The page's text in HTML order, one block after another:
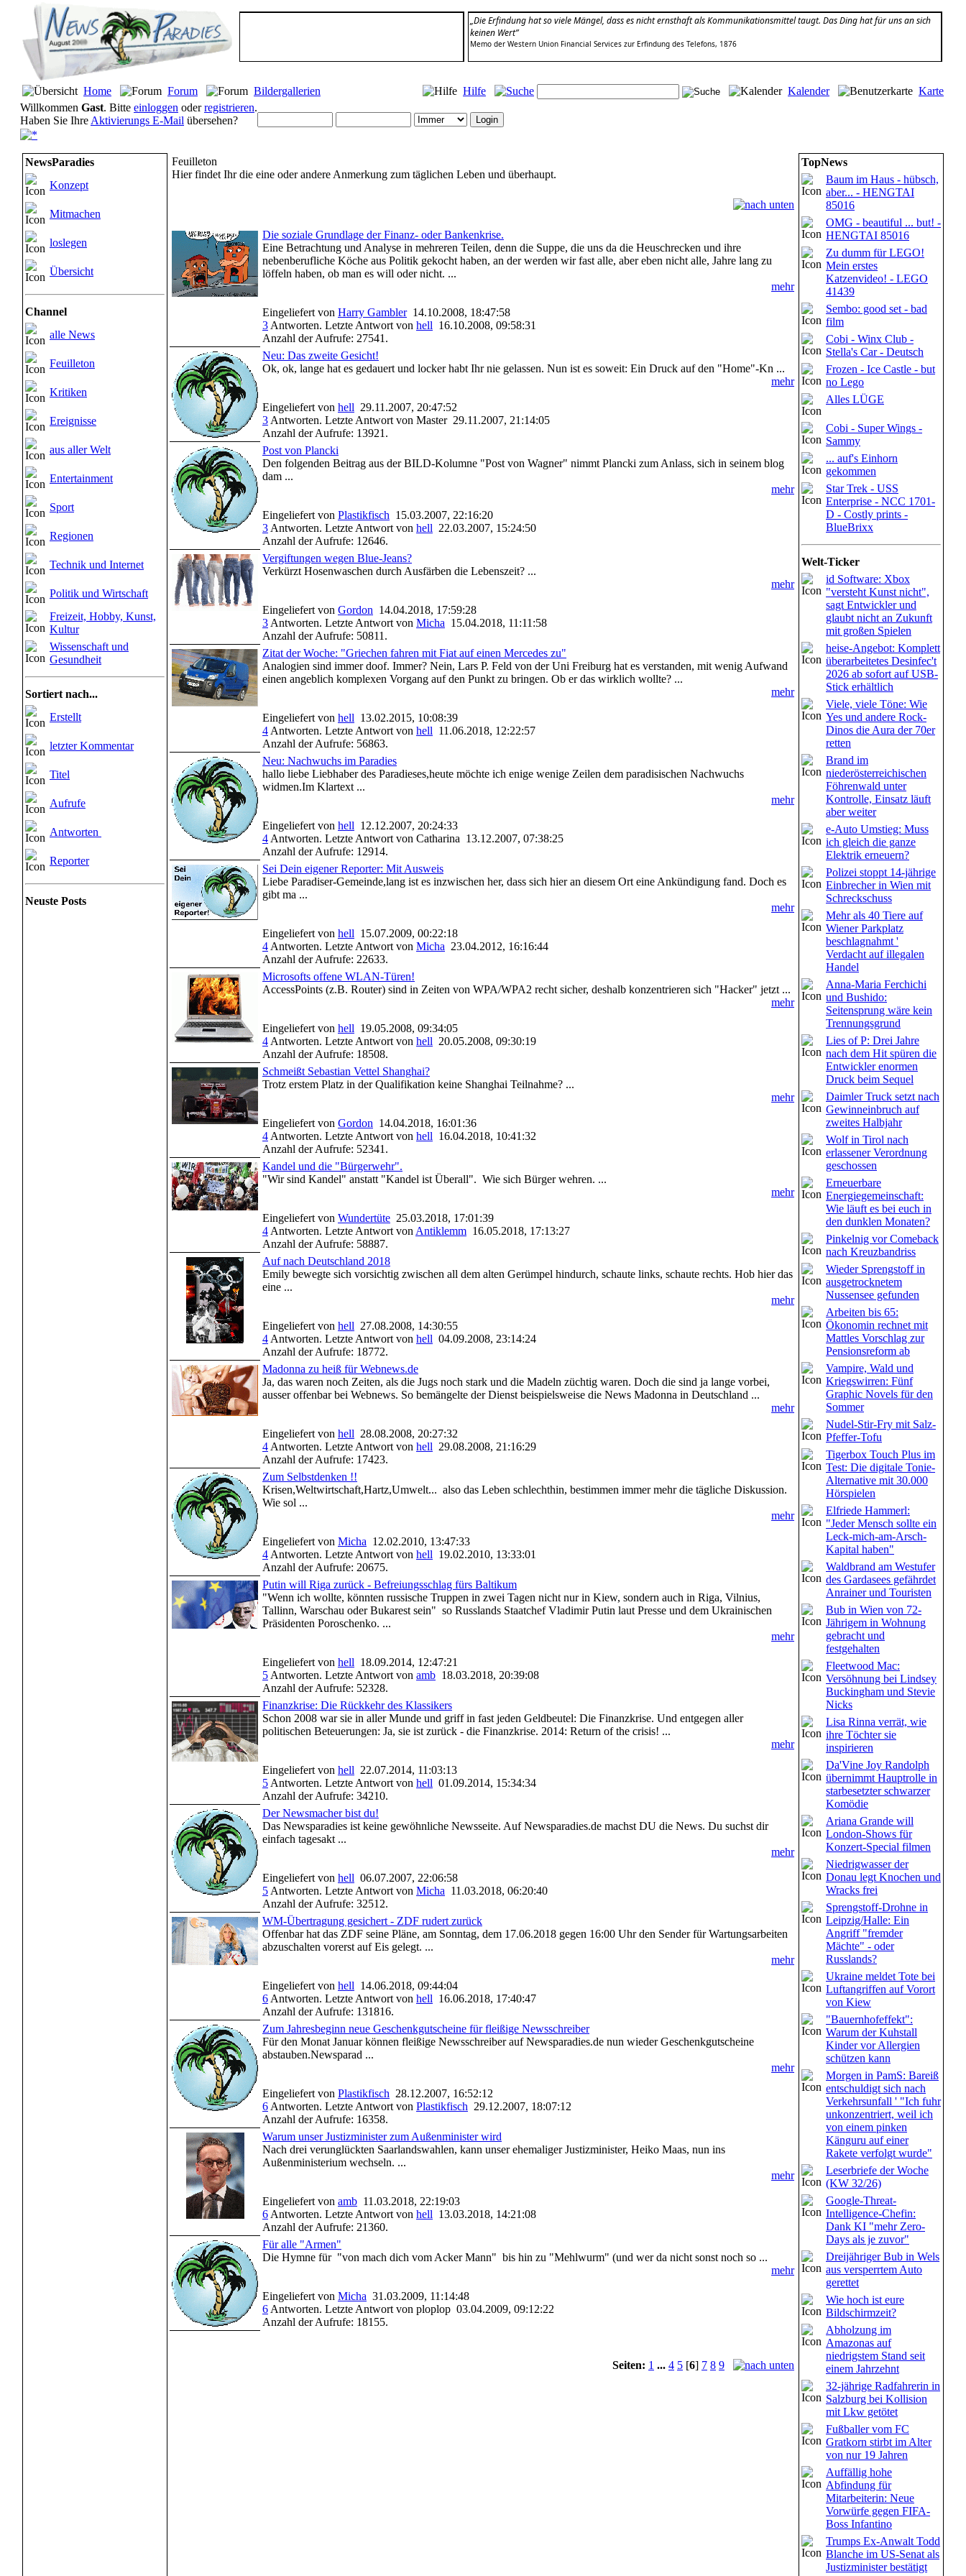
„Die Erfindung hat so viele Mängel, dass es nicht ernsthaft als Kommunikationsmittel taugt. Das Ding hat für uns an sich
keinen Wert”
Memo der Western Union Financial Services zur Erfindung des Telefons, 1876
Home Forum Bildergallerien Hilfe Kalender
Karte
Willkommen Gast. Bitte einloggen oderregistrieren.
Haben Sie Ihre Aktivierungs E-Mail übersehen?
NewsParadies
Konzept
Mitmachen
loslegen
Übersicht
Channel
alle News
Feuilleton
Kritiken
Ereignisse
aus aller Welt
Entertainment
Sport
Regionen
Technik und Internet
Politik und Wirtschaft
Freizeit, Hobby, Kunst,
Kultur
Wissenschaft und
Gesundheit
Sortiert nach...
Erstellt
letzter Kommentar
Titel
Aufrufe
Antworten
Reporter
Neuste Posts
Feuilleton
Hier findet Ihr die eine oder andere Anmerkung zum täglichen Leben und überhaupt.
Die soziale Grundlage der Finanz- oder Bankenkrise.
Eine Betrachtung und Analyse in mehreren Teilen, denn die Suppe, die uns da die Heuschrecken und ihre
nebenberufliche Köche aus Politik gekocht haben, an der werden wir fast alle, aber eben nicht alle, Jahre lang zu
löffeln haben, ob man es will oder nicht. ...
mehr
Eingeliefert von Harry Gambler14.10.2008, 18:47:58
3 Antworten. Letzte Antwort von hell 16.10.2008, 09:58:31
Anzahl der Aufrufe: 27541.
Neu: Das zweite Gesicht!
Ok, ok, lange hat es gedauert und locker habt Ihr nie gelassen. Nun ist es soweit: Ein Druck auf den "Home"-Kn ...
mehr
Eingeliefert von hell 29.11.2007, 20:47:52
3 Antworten. Letzte Antwort von Master 29.11.2007, 21:14:05
Anzahl der Aufrufe: 13921.
Post von Plancki
Den folgenden Beitrag aus der BILD-Kolumne "Post von Wagner" nimmt Plancki zum Anlass, sich in seinem blog
dam ...
mehr
Eingeliefert von Plastikfisch 15.03.2007, 22:16:20
3 Antworten. Letzte Antwort von hell 22.03.2007, 15:24:50
Anzahl der Aufrufe: 12646.
Vergiftungen wegen Blue-Jeans?
Verkürzt Hosenwaschen durch Ausfärben die Lebenszeit? ...
mehr
Eingeliefert von Gordon 14.04.2018, 17:59:28
3 Antworten. Letzte Antwort von Micha 15.04.2018, 11:11:58
Anzahl der Aufrufe: 50811.
Zitat der Woche: "Griechen fahren mit Fiat auf einen Mercedes zu"
Analogien sind immer doof. Immer? Nein, Lars P. Feld von der Uni Freiburg hat es verstanden, mit wenig Aufwand
einen angeblich komplexen Vorgang auf den Punkt zu bringen. Ob er das wirklich wollte? ...
mehr
Eingeliefert von hell 13.02.2015, 10:08:39
4 Antworten. Letzte Antwort von hell 11.06.2018, 12:22:57
Anzahl der Aufrufe: 56863.
Neu: Nachwuchs im Paradies
hallo liebe Liebhaber des Paradieses,heute möchte ich enige wenige Zeilen dem paradisischen Nachwuchs
widmen.Im Klartext ...
mehr
Eingeliefert von hell 12.12.2007, 20:24:33
4 Antworten. Letzte Antwort von Catharina 13.12.2007, 07:38:25
Anzahl der Aufrufe: 12914.
Sei Dein eigener Reporter: Mit Ausweis
Liebe Paradiser-Gemeinde,lang ist es inzwischen her, dass sich hier an diesem Ort eine Ankündigung fand. Doch es
gibt ma ...
mehr
Eingeliefert von hell 15.07.2009, 00:22:18
4 Antworten. Letzte Antwort von Micha 23.04.2012, 16:16:44
Anzahl der Aufrufe: 22633.
Microsofts offene WLAN-Türen!
AccessPoints (z.B. Router) sind in Zeiten von WPA/WPA2 recht sicher, deshalb konzentrieren sich "Hacker" jetzt ...
mehr
Eingeliefert von hell 19.05.2008, 09:34:05
4 Antworten. Letzte Antwort von hell 20.05.2008, 09:30:19
Anzahl der Aufrufe: 18508.
Schmeißt Sebastian Vettel Shanghai?
Trotz erstem Platz in der Qualifikation keine Shanghai Teilnahme? ...
mehr
Eingeliefert von Gordon 14.04.2018, 16:01:36
4 Antworten. Letzte Antwort von hell 16.04.2018, 10:41:32
Anzahl der Aufrufe: 52341.
Kandel und die "Bürgerwehr".
"Wir sind Kandel" anstatt "Kandel ist Überall". Wie sich Bürger wehren. ...
mehr
Eingeliefert von Wundertüte 25.03.2018, 17:01:39
4 Antworten. Letzte Antwort von Antiklemm 16.05.2018, 17:13:27
Anzahl der Aufrufe: 58887.
Auf nach Deutschland 2018
Emily bewegte sich vorsichtig zwischen all dem alten Gerümpel hindurch, schaute links, schaute rechts. Hob hier das
eine ...
mehr
Eingeliefert von hell 27.08.2008, 14:30:55
4 Antworten. Letzte Antwort von hell 04.09.2008, 23:14:24
Anzahl der Aufrufe: 18772.
Madonna zu heiß für Webnews.de
Ja, das waren noch Zeiten, als die Jugs noch stark und die Madeln züchtig waren. Doch die sind ja lange vorbei,
ausser offenbar bei Webnews. So bemängelte der Dienst beispielsweise die News Madonna in Deutschland ...
mehr
Eingeliefert von hell 28.08.2008, 20:27:32
4 Antworten. Letzte Antwort von hell 29.08.2008, 21:16:29
Anzahl der Aufrufe: 17423.
Zum Selbstdenken !!
Krisen,Weltwirtschaft,Hartz,Umwelt... also das Leben schlechthin, bestimmen immer mehr die tägliche Diskussion.
Wie sol ...
mehr
Eingeliefert von Micha 12.02.2010, 13:47:33
4 Antworten. Letzte Antwort von hell 19.02.2010, 13:33:01
Anzahl der Aufrufe: 20675.
Putin will Riga zurück - Befreiungsschlag fürs Baltikum
"Wenn ich wollte, könnten russische Truppen in zwei Tagen nicht nur in Kiew, sondern auch in Riga, Vilnius,
Tallinn, Warschau oder Bukarest sein" so Russlands Staatchef Vladimir Putin laut Presse und dem Ukrainischen
Präsidenten Poroschenko. ...
mehr
Eingeliefert von hell 18.09.2014, 12:47:21
5 Antworten. Letzte Antwort von amb 18.03.2018, 20:39:08
Anzahl der Aufrufe: 52328.
Finanzkrise: Die Rückkehr des Klassikers
Schon 2008 war sie in aller Munde und griff in fast jeden Geldbeutel: Die Finanzkrise. Und entgegen aller
politischen Beteuerungen: Ja, sie ist zurück - die Finanzkrise. 2014: Return of the crisis! ...
mehr
Eingeliefert von hell 22.07.2014, 11:03:13
5 Antworten. Letzte Antwort von hell 01.09.2014, 15:34:34
Anzahl der Aufrufe: 34210.
Der Newsmacher bist du!
Das Newsparadies ist keine gewöhnliche Newsseite. Auf Newsparadies.de machst DU die News. Du suchst dir
einfach tagesakt ...
mehr
Eingeliefert von hell 06.07.2007, 22:06:58
5 Antworten. Letzte Antwort von Micha 11.03.2018, 06:20:40
Anzahl der Aufrufe: 32512.
WM-Übertragung gesichert - ZDF rudert zurück
Offenbar hat das ZDF seine Pläne, am Sonntag, dem 17.06.2018 gegen 16:00 Uhr den Sender für Wartungsarbeiten
abzuschalten vorerst auf Eis gelegt. ...
mehr
Eingeliefert von hell 14.06.2018, 09:44:04
6 Antworten. Letzte Antwort von hell 16.06.2018, 17:40:47
Anzahl der Aufrufe: 131816.
Zum Jahresbeginn neue Geschenkgutscheine für fleißige Newsschreiber
Für den Monat Januar können fleißige Newsschreiber auf Newsparadies.de nun wieder Geschenkgutscheine
abstauben.Newsparad ...
mehr
Eingeliefert von Plastikfisch 28.12.2007, 16:52:12
6 Antworten. Letzte Antwort von Plastikfisch 29.12.2007, 18:07:12
Anzahl der Aufrufe: 16358.
Warum unser Justizminister zum Außenminister wird
Nach drei verunglückten Saarlandswahlen, kann unser ehemaliger Justizminister, Heiko Maas, nun ins
Außenministerium wechseln. ...
mehr
Eingeliefert von amb 11.03.2018, 22:19:03
6 Antworten. Letzte Antwort von hell 13.03.2018, 14:21:08
Anzahl der Aufrufe: 21360.
Für alle "Armen"
Die Hymne für "von mach dich vom Acker Mann" bis hin zu "Mehlwurm" (und wer da nicht sonst noch so ...
mehr
Eingeliefert von Micha 31.03.2009, 11:14:48
6 Antworten. Letzte Antwort von ploplop 03.04.2009, 09:12:22
Anzahl der Aufrufe: 18155.
Seiten: 1 ... 4 5 [6] 7 8 9
TopNews
Baum im Haus - hübsch,
aber... - HENGTAI
85016
OMG - beautiful ... but! -
HENGTAI 85016
Zu dumm für LEGO!
Mein erstes
Katzenvideo! - LEGO
41439
Sembo: good set - bad
film
Cobi - Winx Club -
Stella's Car - Deutsch
Frozen - Ice Castle - but
no Lego
Alles LÜGE
Cobi - Super Wings -
Sammy
... auf's Einhorn
gekommen
Star Trek - USS
Enterprise - NCC 1701-
D - Costly prints -
BlueBrixx
Welt-Ticker
id Software: Xbox
"versteht Kunst nicht",
sagt Entwickler und
glaubt nicht an Zukunft
mit großen Spielen
heise-Angebot: Komplett
überarbeitetes Desinfec't
2026 ab sofort auf USB-
Stick erhältlich
Viele, viele Töne: Wie
Yes und andere Rock-
Dinos die Aura der 70er
retten
Brand im
niederösterreichischen
Föhrenwald unter
Kontrolle, Einsatz läuft
aber weiter
e-Auto Umstieg: Muss
ich gleich die ganze
Elektrik erneuern?
Polizei stoppt 14-jährige
Einbrecher in Wien mit
Schreckschuss
Mehr als 40 Tiere auf
Wiener Parkplatz
beschlagnahmt '
Verdacht auf illegalen
Handel
Anna-Maria Ferchichi
und Bushido:
Seitensprung wäre kein
Trennungsgrund
Lies of P: Drei Jahre
nach dem Hit spüren die
Entwickler enormen
Druck beim Sequel
Daimler Truck setzt nach
Gewinneinbruch auf
zweites Halbjahr
Wolf in Tirol nach
erlassener Verordnung
geschossen
Erneuerbare
Energiegemeinschaft:
Wie läuft es bei euch in
den dunklen Monaten?
Pinkelnig vor Comeback
nach Kreuzbandriss
Wieder Sprengstoff in
ausgetrocknetem
Nussensee gefunden
Arbeiten bis 65:
Ökonomin rechnet mit
Mattles Vorschlag zur
Pensionsreform ab
Vampire, Wald und
Kriegswirren: Fünf
Graphic Novels für den
Sommer
Nudel-Stir-Fry mit Salz-
Pfeffer-Tofu
Tigerbox Touch Plus im
Test: Die digitale Tonie-
Alternative mit 30.000
Hörspielen
Elfriede Hammerl:
"Jeder Mensch sollte ein
Leck-mich-am-Arsch-
Kapital haben"
Waldbrand am Westufer
des Gardasees gefährdet
Anrainer und Touristen
Bub in Wien von 72-
Jährigem in Wohnung
gebracht und
festgehalten
Fleetwood Mac:
Versöhnung bei Lindsey
Buckingham und Stevie
Nicks
Lisa Rinna verrät, wie
ihre Töchter sie
inspirieren
Da'Vine Joy Randolph
übernimmt Hauptrolle in
starbesetzter schwarzer
Komödie
Ariana Grande will
London-Shows für
Konzert-Special filmen
Niedrigwasser der
Donau legt Knochen und
Wracks frei
Sprengstoff-Drohne in
Leipzig/Halle: Ein
Angriff "fremder
Mächte" - oder
Russlands?
Ukraine meldet Tote bei
Luftangriffen auf Vorort
von Kiew
"Bauernhofeffekt":
Warum der Kuhstall
Kinder vor Allergien
schützen kann
Morgen in PamS: Bareiß
entschuldigt sich nach
Verkehrsunfall ' "Ich fuhr
unkonzentriert, weil ich
von einem pinken
Känguru auf einer
Rakete verfolgt wurde"
Leserbriefe der Woche
(KW 32/26)
Google-Threat-
Intelligence-Chefin:
Dank KI "mehr Zero-
Days als je zuvor"
Dreijähriger Bub in Wels
aus versperrtem Auto
gerettet
Wie hoch ist eure
Bildschirmzeit?
Abholzung im
Amazonas auf
niedrigstem Stand seit
einem Jahrzehnt
32-jährige Radfahrerin in
Salzburg bei Kollision
mit Lkw getötet
Fußballer vom FC
Gratkorn stirbt im Alter
von nur 19 Jahren
Auffällig hohe
Abfindung für
Mitarbeiterin: Neue
Vorwürfe gegen FIFA-
Boss Infantino
Trumps Ex-Anwalt Todd
Blanche im US-Senat als
Justizminister bestätigt